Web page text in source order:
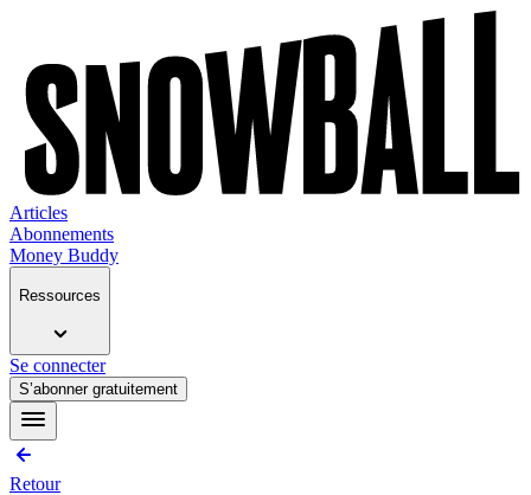
Articles
Abonnements
Money Buddy
Ressources
Se connecter
S’abonner gratuitement
Retour